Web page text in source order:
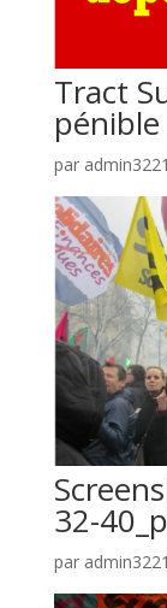
Tract
pénible
par admin3221
32-
par admin3221